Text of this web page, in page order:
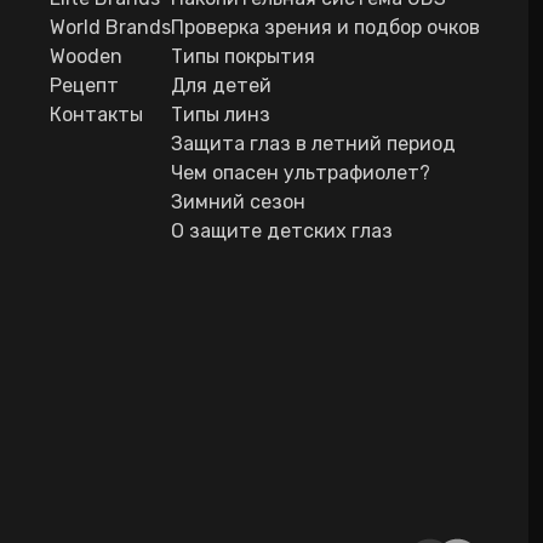
World Brands
Wooden
Рецепт
Контакты
Проверка зрения и подбор очков
Типы покрытия
Для детей
Типы линз
Защита глаз в летний период
Чем опасен ультрафиолет?
Зимний сезон
О защите детских глаз